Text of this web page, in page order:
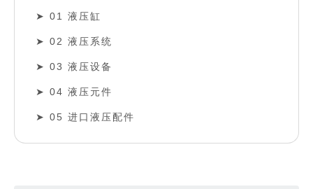
01 液压缸
02 液压系统
03 液压设备
04 液压元件
05 进口液压配件